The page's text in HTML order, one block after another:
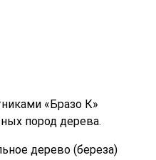
«Бразо К»
пород дерева.
дерево (береза)